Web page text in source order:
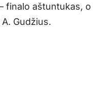
finalo aštuntukas,
Gudžius.